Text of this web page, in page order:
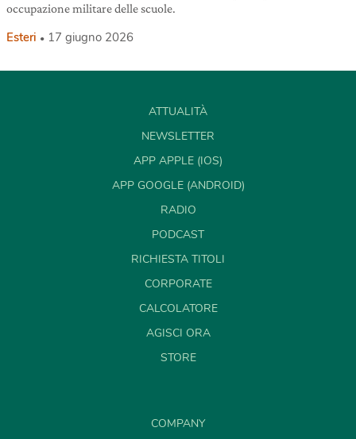
occupazione militare delle scuole.
Esteri 17 giugno 2026
ATTUALITÀ
NEWSLETTER
APP APPLE (IOS)
APP GOOGLE (ANDROID)
RADIO
PODCAST
RICHIESTA TITOLI
CORPORATE
CALCOLATORE
AGISCI ORA
STORE
COMPANY